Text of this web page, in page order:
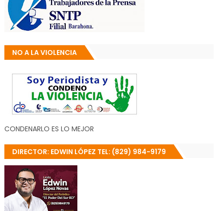
NO A LA VIOLENCIA
CONDENARLO ES LO MEJOR
DIRECTOR: EDWIN LÓPEZ TEL: (829) 984-9179